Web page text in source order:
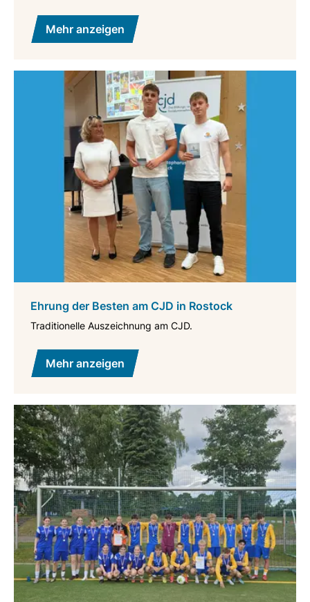
Mehr anzeigen
Ehrung der Besten am CJD in Rostock
Traditionelle Auszeichnung am CJD.
Mehr anzeigen